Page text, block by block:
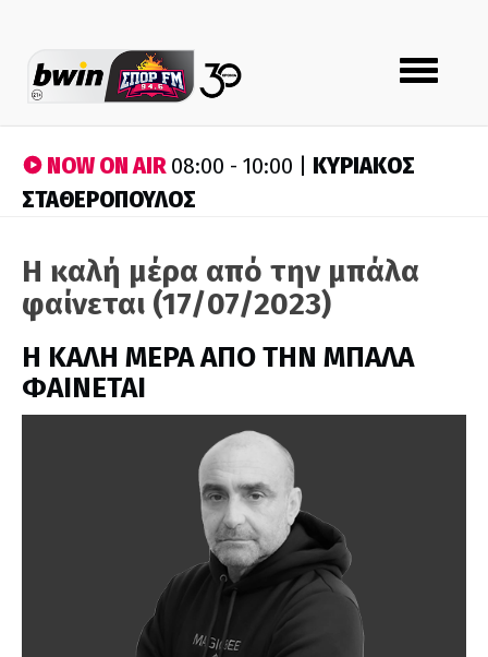
Toggle
navigation
NOW ON AIR08:00 - 10:00 | ΚΥΡΙΑΚΟΣ
ΣΤΑΘΕΡΟΠΟΥΛΟΣ
Η καλή μέρα από την μπάλα
φαίνεται (17/07/2023)
H ΚΑΛΗ ΜΕΡΑ ΑΠΟ ΤΗΝ ΜΠΑΛΑ
ΦΑΙΝΕΤΑΙ